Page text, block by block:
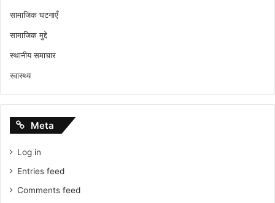
सामाजिक घटनाएँ
सामाजिक मुद्दे
स्थानीय समाचार
स्वास्थ्य
Meta
Log in
Entries feed
Comments feed